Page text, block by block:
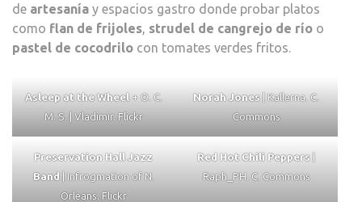
de artesanía y espacios gastro donde probar platos
como flan de frijoles, strudel de cangrejo de río o
pastel de cocodrilo con tomates verdes fritos.
Asleep at the Wheel+ O. C.
M. S. | Vladimir. Flickr
Norah Jones | Kallerna. C.
Commons
Preservation Hall Jazz
Band| Infrogmation of N.
Orleans. Flickr
Red Hot Chili Peppers |
Raph_PH. C. Commons